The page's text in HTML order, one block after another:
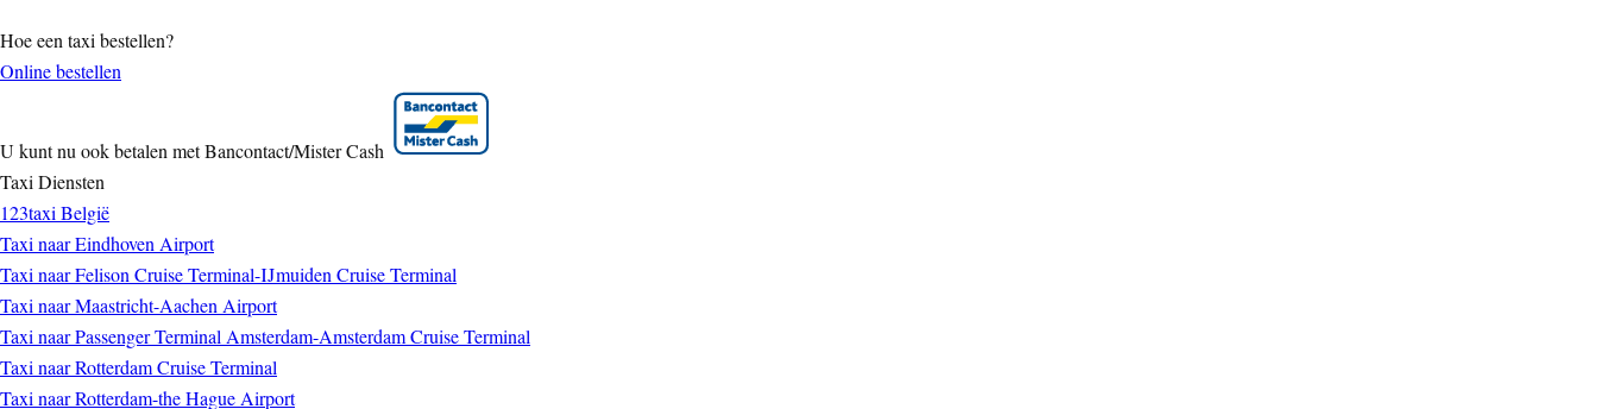
Hoe een taxi bestellen?
Online bestellen
U kunt nu ook betalen met Bancontact/Mister Cash
Taxi Diensten
123taxi België
Taxi naar Eindhoven Airport
Taxi naar Felison Cruise Terminal-IJmuiden Cruise Terminal
Taxi naar Maastricht-Aachen Airport
Taxi naar Passenger Terminal Amsterdam-Amsterdam Cruise Terminal
Taxi naar Rotterdam Cruise Terminal
Taxi naar Rotterdam-the Hague Airport